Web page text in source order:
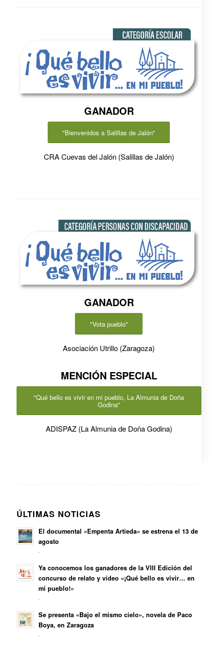
GANADOR
"Bienvenidos a Salillas de Jalón"
CRA Cuevas del Jalón (Salillas de Jalón)
GANADOR
"Vota pueblo"
Asociación Utrillo (Zaragoza)
MENCIÓN ESPECIAL
"Qué bello es vivir en mi pueblo, La Almunia de Doña
Godina"
ADISPAZ (La Almunia de Doña Godina)
ÚLTIMAS NOTICIAS
El documental «Empenta Artieda» se estrena el 13 de
agosto
-
Ya conocemos los ganadores de la VIII Edición del
concurso de relato y vídeo «¡Qué bello es vivir… en
mi pueblo!»
-
Se presenta «Bajo el mismo cielo», novela de Paco
Boya, en Zaragoza
-